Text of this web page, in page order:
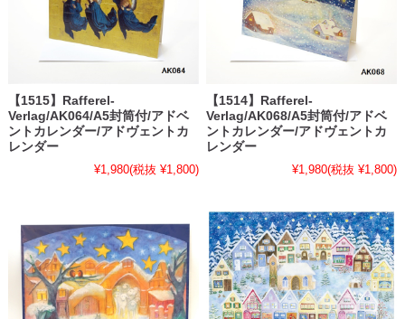
【1515】Rafferel-
Verlag/AK064/A5封筒付/アドベ
ントカレンダー/アドヴェントカ
レンダー
¥1,980(税抜 ¥1,800)
【1514】Rafferel-
Verlag/AK068/A5封筒付/アドベ
ントカレンダー/アドヴェントカ
レンダー
¥1,980(税抜 ¥1,800)